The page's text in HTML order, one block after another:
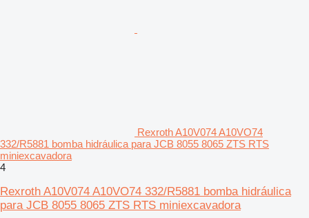
Rexroth A10V074 A10VO74
332/R5881 bomba hidráulica para JCB 8055 8065 ZTS RTS
miniexcavadora
4
Rexroth A10V074 A10VO74 332/R5881 bomba hidráulica
para JCB 8055 8065 ZTS RTS miniexcavadora